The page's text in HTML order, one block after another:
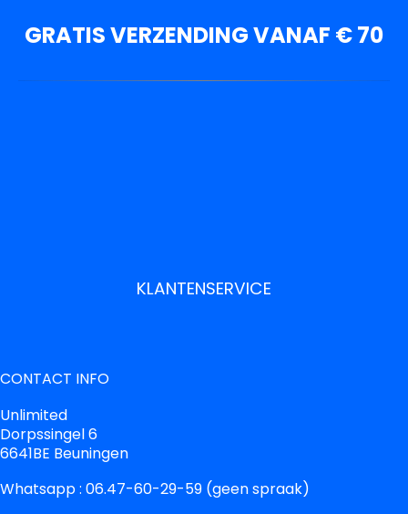
GRATIS VERZENDING VANAF € 70
KLANTENSERVICE
CONTACT INFO
Unlimited
Dorpssingel 6
6641BE Beuningen
Whatsapp : 06.47-60-29-59 (geen spraak)